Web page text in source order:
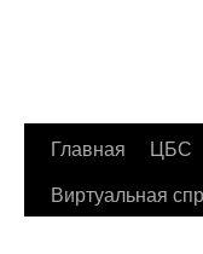
Перейти
Главная ЦБС
Виртуальная